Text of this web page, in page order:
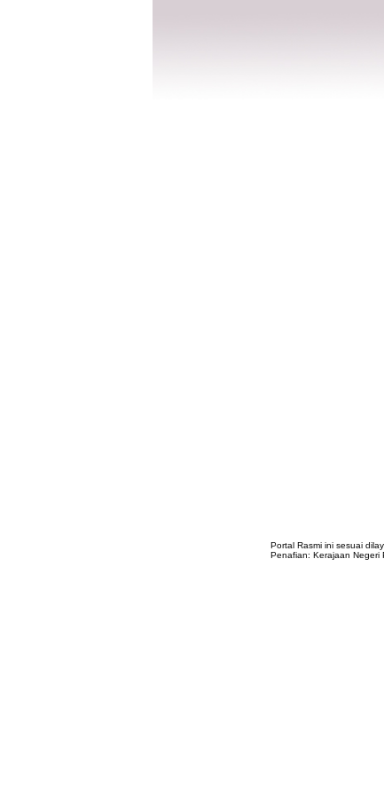
Portal Rasmi ini sesuai
Penafian: Kerajaan Negeri